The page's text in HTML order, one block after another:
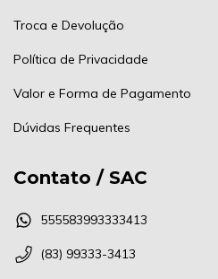
Troca e Devolução
Política de Privacidade
Valor e Forma de Pagamento
Dúvidas Frequentes
Contato / SAC
555583993333413
(83) 99333-3413